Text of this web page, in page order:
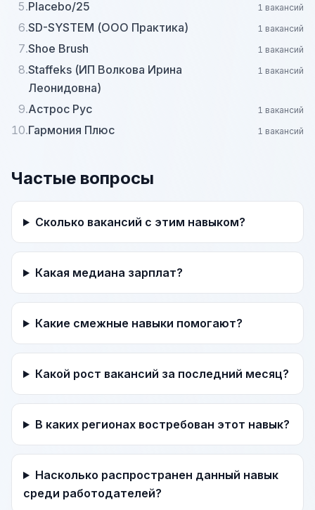
5.Placebo/25 1 вакансий
6.SD-SYSTEM (ООО Практика) 1 вакансий
7.Shoe Brush 1 вакансий
8.Staffeks (ИП Волкова Ирина
Леонидовна)
1 вакансий
9.Астрос Рус 1 вакансий
10.Гармония Плюс 1 вакансий
Частые вопросы
Сколько вакансий с этим навыком?
Какая медиана зарплат?
Какие смежные навыки помогают?
Какой рост вакансий за последний месяц?
В каких регионах востребован этот навык?
Насколько распространен данный навык
среди работодателей?